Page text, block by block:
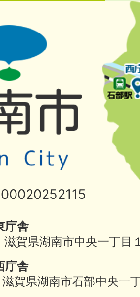
庁舎
賀県湖南市中央一丁目
庁舎
賀県湖南市石部中央一